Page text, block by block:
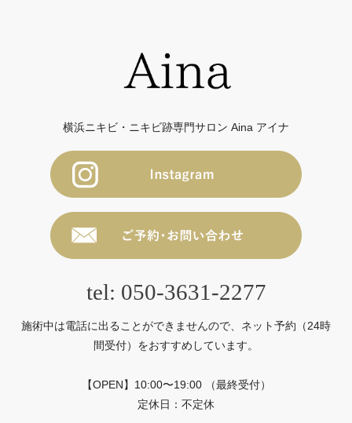
横浜ニキビ・ニキビ跡専門サロン Aina アイナ
tel: 050-3631-2277
施術中は電話に出ることができませんので、ネット予約（24時
間受付）をおすすめしています。
【OPEN】10:00〜19:00 （最終受付）
定休日：不定休